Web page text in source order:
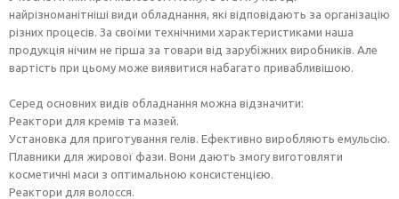
найрізноманітніші види обладнання, які відповідають за організацію
різних процесів. За своїми технічними характеристиками наша
продукція нічим не гірша за товари від зарубіжних виробників. Але
вартість при цьому може виявитися набагато привабливішою.
Серед основних видів обладнання можна відзначити:
Реактори для кремів та мазей.
Установка для приготування гелів. Ефективно виробляють емульсію.
Плавники для жирової фази. Вони дають змогу виготовляти
косметичні маси з оптимальною консистенцією.
Реактори для волосся.